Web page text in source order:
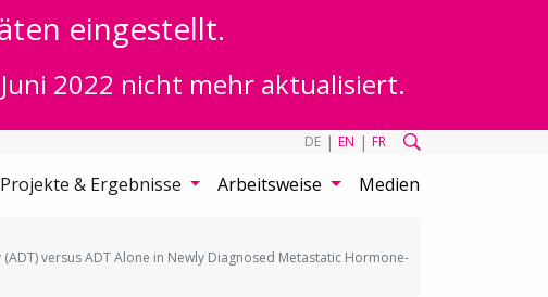
eingestellt.
2022 nicht mehr aktualisiert.
DE | EN | FR
Projekte & Ergebnisse Arbeitsweise Medien
versus ADT Alone in Newly Diagnosed Metastatic Hormone-